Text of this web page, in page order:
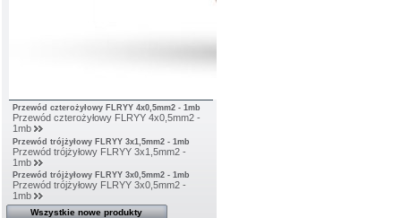
Przewód czterożyłowy FLRYY 4x0,5mm2 - 1mb
Przewód czterożyłowy FLRYY 4x0,5mm2 -
1mb
Przewód trójżyłowy FLRYY 3x1,5mm2 - 1mb
Przewód trójżyłowy FLRYY 3x1,5mm2 -
1mb
Przewód trójżyłowy FLRYY 3x0,5mm2 - 1mb
Przewód trójżyłowy FLRYY 3x0,5mm2 -
1mb
Wszystkie nowe produkty